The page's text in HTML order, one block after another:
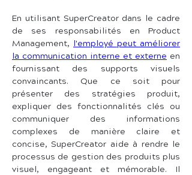
En utilisant SuperCreator dans le cadre
de ses responsabilités en Product
Management, l'employé peut améliorer
la communication interne et externe en
fournissant des supports visuels
convaincants. Que ce soit pour
présenter des stratégies produit,
expliquer des fonctionnalités clés ou
communiquer des informations
complexes de manière claire et
concise, SuperCreator aide à rendre le
processus de gestion des produits plus
visuel, engageant et mémorable. Il